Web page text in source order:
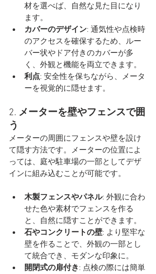
材を選べば、自然な見た目になり
ます。
カバーのデザイン: 通気性や点検時
のアクセスを確保するため、ルー
バー状やドア付きのカバーが多
く、外観と機能を両立できます。
利点: 安全性を保ちながら、メータ
ーを視覚的に隠せます。
2. メーターを壁やフェンスで囲
う
メーターの周囲にフェンスや壁を設け
て隠す方法です。メーターの位置によ
っては、庭や駐車場の一部としてデザ
インに組み込むことが可能です。
木製フェンスやパネル: 外観に合わ
せた色や素材でフェンスを作る
と、自然に隠すことができます。
石やコンクリートの壁: より堅牢な
壁を作ることで、外観の一部とし
て統合でき、モダンな印象に。
開閉式の扉付き: 点検の際には簡単